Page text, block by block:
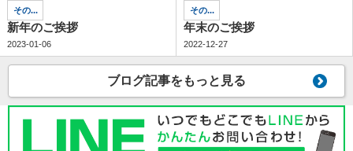
その...
新年のご挨拶
2023-01-06
その...
年末のご挨拶
2022-12-27
ブログ記事をもっと見る